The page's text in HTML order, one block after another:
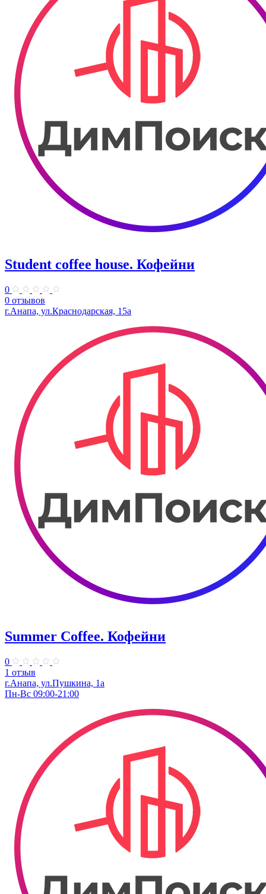
Student coffee house. Кофейни
0
0 отзывов
г.Анапа, ул.Краснодарская, 15а
Summer Coffee. Кофейни
0
1 отзыв
г.Анапа, ул.Пушкина, 1а
Пн-Вс 09:00-21:00